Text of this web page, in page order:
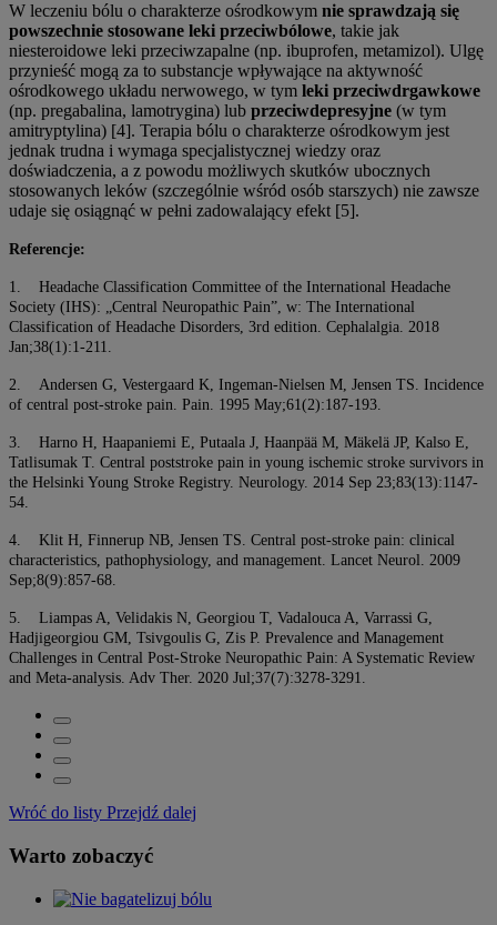
W leczeniu bólu o charakterze ośrodkowym nie sprawdzają się
powszechnie stosowane leki przeciwbólowe, takie jak
niesteroidowe leki przeciwzapalne (np. ibuprofen, metamizol). Ulgę
przynieść mogą za to substancje wpływające na aktywność
ośrodkowego układu nerwowego, w tym leki przeciwdrgawkowe
(np. pregabalina, lamotrygina) lub przeciwdepresyjne (w tym
amitryptylina) [4]. Terapia bólu o charakterze ośrodkowym jest
jednak trudna i wymaga specjalistycznej wiedzy oraz
doświadczenia, a z powodu możliwych skutków ubocznych
stosowanych leków (szczególnie wśród osób starszych) nie zawsze
udaje się osiągnąć w pełni zadowalający efekt [5].
Referencje:
1. Headache Classification Committee of the International Headache
Society (IHS): „Central Neuropathic Pain”, w: The International
Classification of Headache Disorders, 3rd edition. Cephalalgia. 2018
Jan;38(1):1-211.
2. Andersen G, Vestergaard K, Ingeman-Nielsen M, Jensen TS. Incidence
of central post-stroke pain. Pain. 1995 May;61(2):187-193.
3. Harno H, Haapaniemi E, Putaala J, Haanpää M, Mäkelä JP, Kalso E,
Tatlisumak T. Central poststroke pain in young ischemic stroke survivors in
the Helsinki Young Stroke Registry. Neurology. 2014 Sep 23;83(13):1147-
54.
4. Klit H, Finnerup NB, Jensen TS. Central post-stroke pain: clinical
characteristics, pathophysiology, and management. Lancet Neurol. 2009
Sep;8(9):857-68.
5. Liampas A, Velidakis N, Georgiou T, Vadalouca A, Varrassi G,
Hadjigeorgiou GM, Tsivgoulis G, Zis P. Prevalence and Management
Challenges in Central Post-Stroke Neuropathic Pain: A Systematic Review
and Meta-analysis. Adv Ther. 2020 Jul;37(7):3278-3291.
Wróć do listy Przejdź dalej
Warto zobaczyć